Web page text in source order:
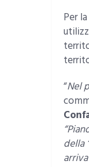
Per la
“Nel
della